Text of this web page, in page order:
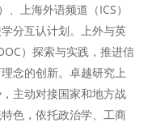
上海外语频道（ICS）
分互认计划。上外与英
）探索与实践，推进信
念的创新。卓越研究上
主动对接国家和地方战
色，依托政治学、工商